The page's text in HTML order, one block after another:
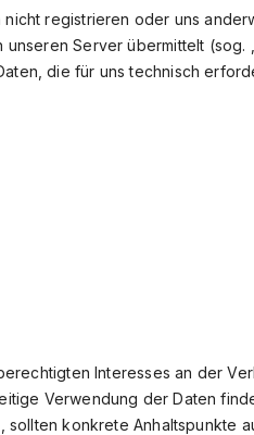
registrieren oder uns
Server übermittelt (sog.
die für uns technisch
Interesses an der
Verwendung der Daten
konkrete Anhaltspunkte